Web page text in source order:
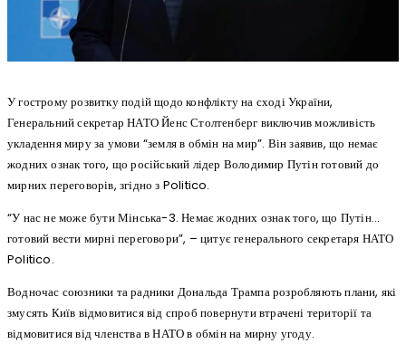
У гострому розвитку подій щодо конфлікту на сході України,
Генеральний секретар НАТО Йенс Столтенберг виключив можливість
укладення миру за умови “земля в обмін на мир”. Він заявив, що немає
жодних ознак того, що російський лідер Володимир Путін готовий до
мирних переговорів, згідно з Politico.
“У нас не може бути Мінська-3. Немає жодних ознак того, що Путін…
готовий вести мирні переговори”, – цитує генерального секретаря НАТО
Politico.
Водночас союзники та радники Дональда Трампа розробляють плани, які
змусять Київ відмовитися від спроб повернути втрачені території та
відмовитися від членства в НАТО в обмін на мирну угоду.